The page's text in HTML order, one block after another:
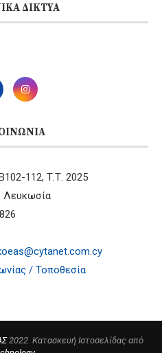
ΔΊΚΤΥΑ
112, Τ.Τ. 2025
Λευκωσία
/ Τοποθεσία
2022. Κατασκευή Ιστοσελίδας από